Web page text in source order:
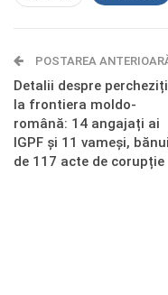
Telegram OK.ru
POSTAREA
Detalii despre
la frontiera moldo-
română: 14 angajați ai
IGPF și 11 vameși,
de 117 acte de corupție